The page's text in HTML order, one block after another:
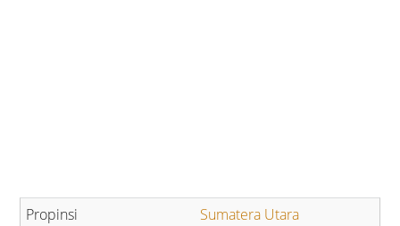
Sumatera Utara